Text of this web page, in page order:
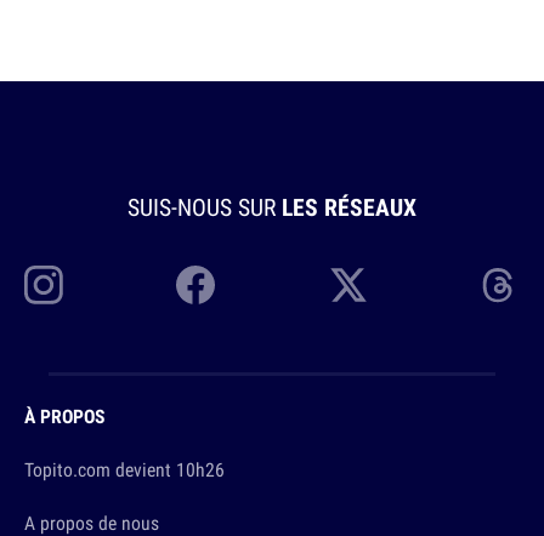
SUIS-NOUS SUR LES RÉSEAUX
À PROPOS
Topito.com devient 10h26
A propos de nous